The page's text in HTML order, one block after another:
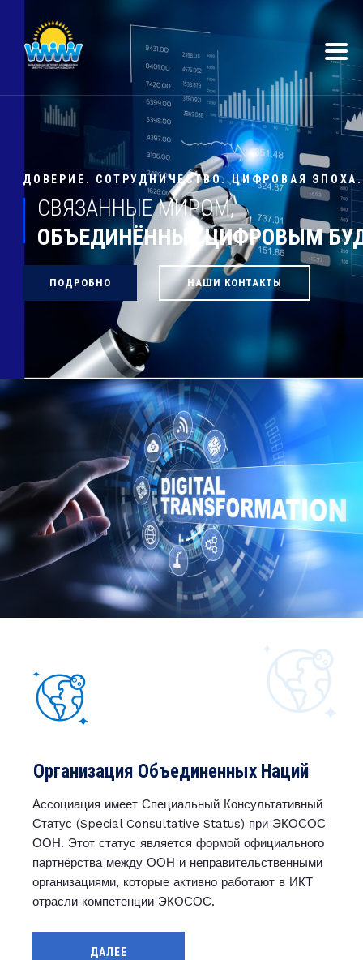
ДОВЕРИЕ. СОТРУДНИЧЕСТВО. ЦИФРОВАЯ ЭПОХА.
ОБЪЕДИНЁННЫЕ ЦИФРОВЫМ
ПОДРОБНО НАШИ КОНТАКТЫ
СВЯЗАННЫЕ МИРОМ,
Организация Объединенных Наций
Ассоциация имеет Специальный Консультативный
Статус (Special Consultative Status) при ЭКОСОС
ООН. Этот статус является формой официального
партнёрства между ООН и неправительственными
организациями, которые активно работают в ИКТ
отрасли компетенции ЭКОСОС.
ДАЛЕЕ